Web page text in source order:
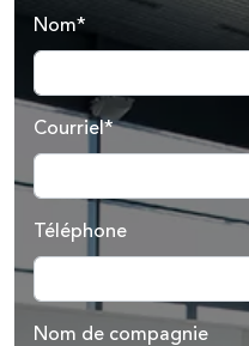
Nom*
Courriel*
Téléphone
Nom de compagnie